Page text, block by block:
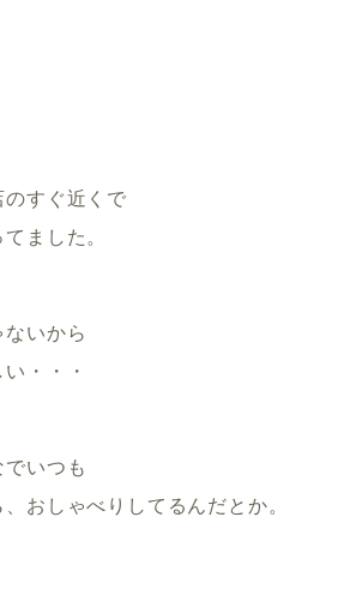
のすぐ近くで
ました。
いから
・・・
でいつも
おしゃべりしてるんだとか。